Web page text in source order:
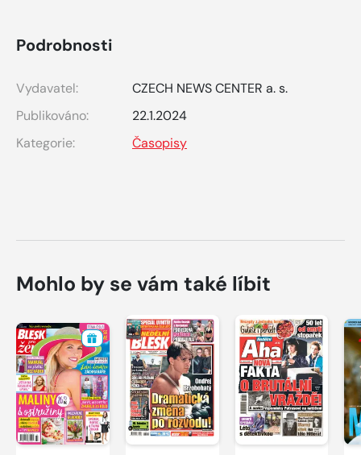
Podrobnosti
Vydavatel:
CZECH NEWS CENTER a. s.
Publikováno:
22.1.2024
Kategorie:
Časopisy
Mohlo by se vám také líbit